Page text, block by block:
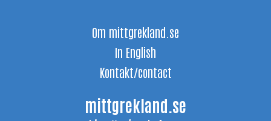
Om mittgrekland.se
In English
Kontakt/contact
mittgrekland.se